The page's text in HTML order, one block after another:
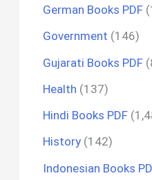
German Books PDF
Government (146)
Gujarati Books PDF
Health (137)
Hindi Books PDF
History (142)
Indonesian Books